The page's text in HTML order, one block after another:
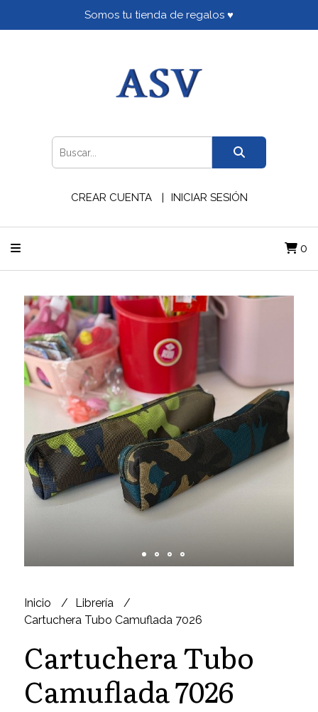
Somos tu tienda de regalos ♥
CREAR CUENTA INICIAR SESIÓN
0
Inicio
Librería
Cartuchera Tubo Camuflada 7026
Cartuchera Tubo
Camuflada 7026